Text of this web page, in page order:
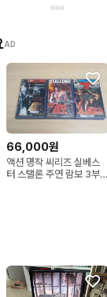
AD
66,000원
액션 명작 씨리즈 실베스
터 스탤론 주연 람보 3부